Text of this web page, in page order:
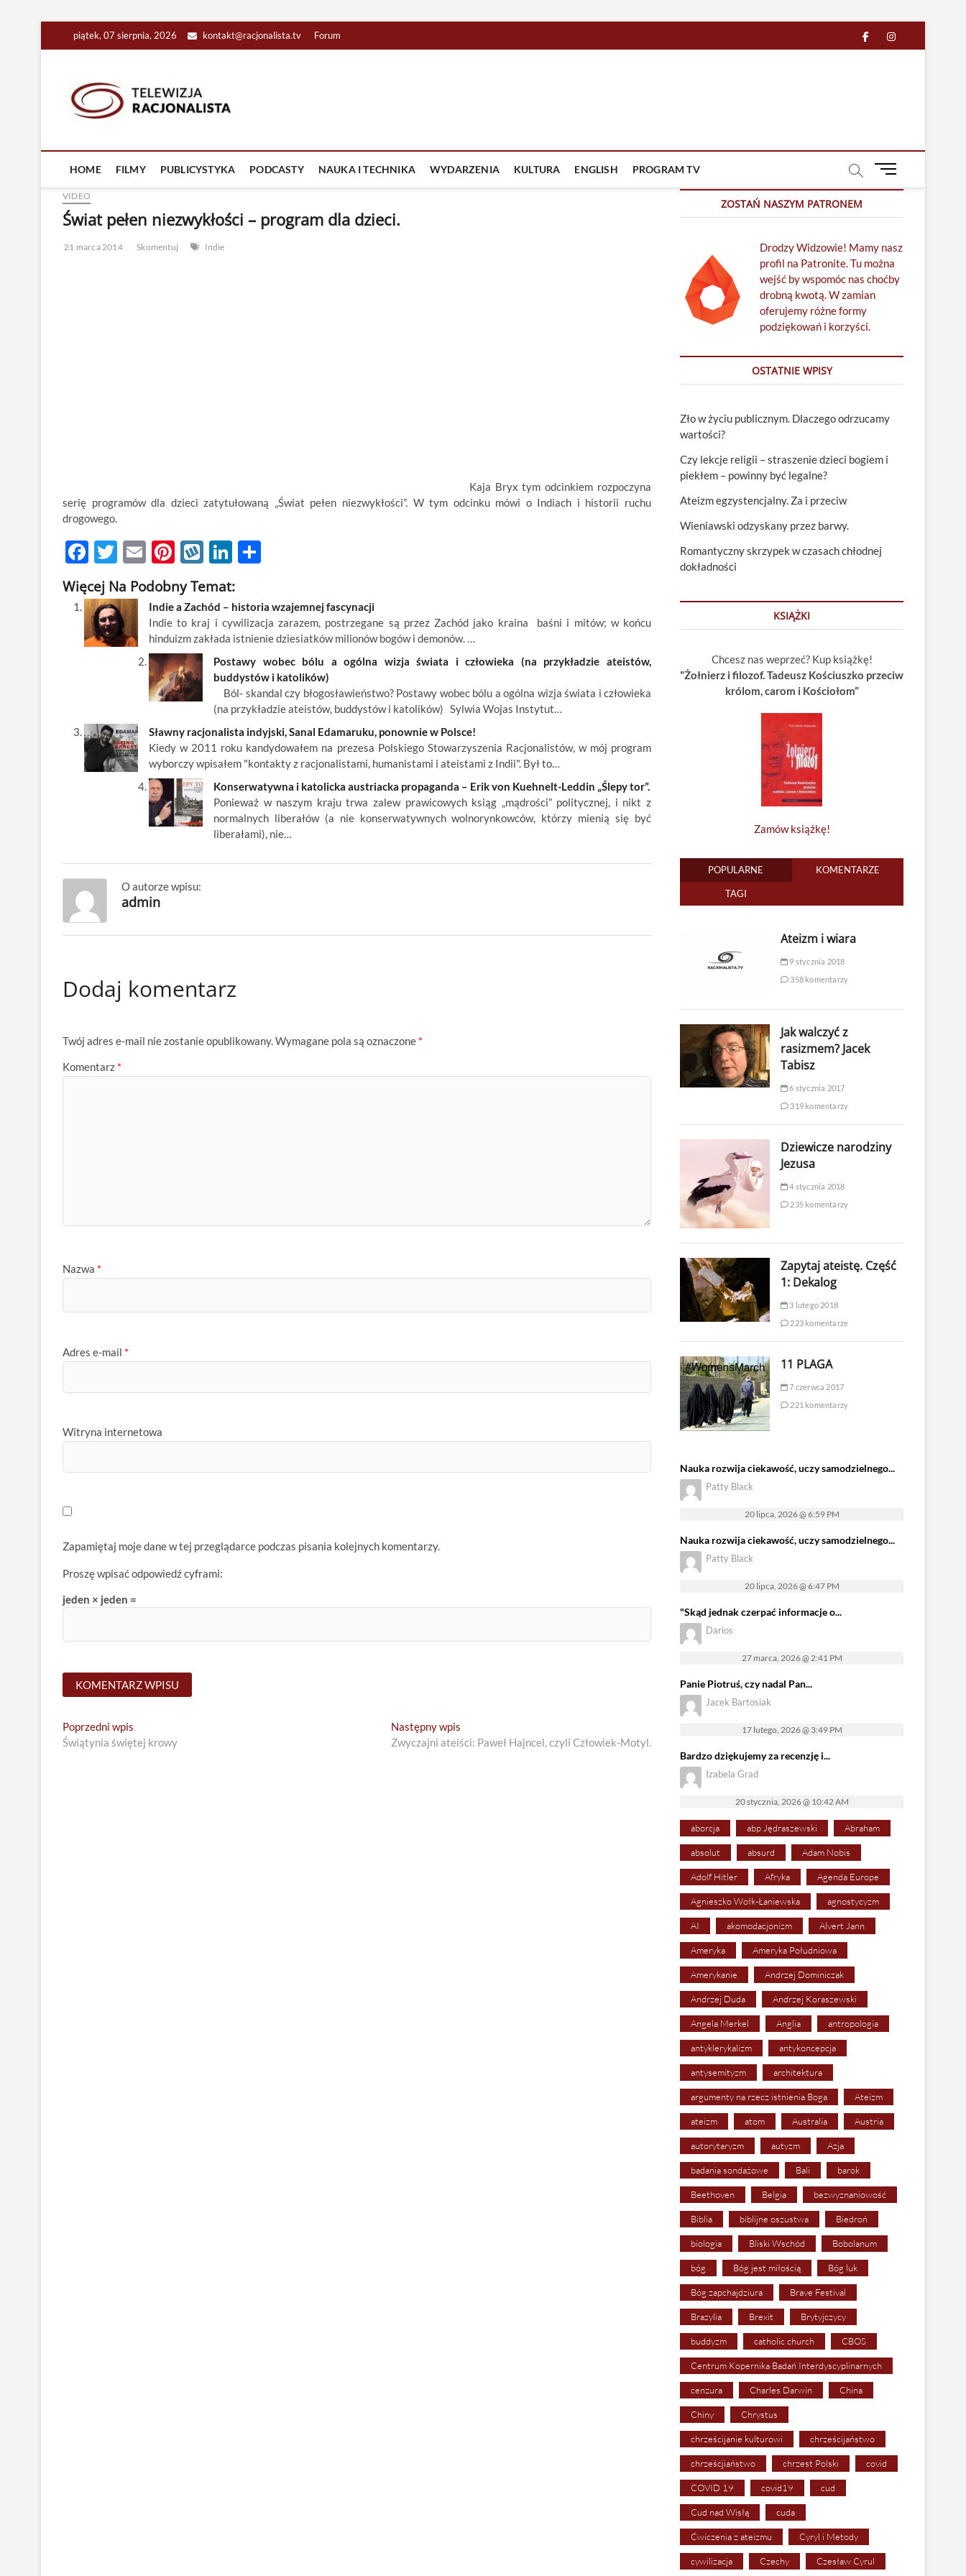
piątek, 07 sierpnia, 2026 kontakt@racjonalista.tv Forum facebook
in
HOME FILMY PUBLICYSTYKA PODCASTY NAUKA I TECHNIKA WYDARZENIA KULTURA ENGLISH PROGRAM TV
M
u
u
t
t
VIDEO
Świat pełen niezwykłości – program dla dzieci.
21 marca 2014 Skomentuj Indie
Kaja Bryx tym odcinkiem rozpoczyna
serię programów dla dzieci zatytułowaną „Świat pełen niezwykłości”. W tym odcinku mówi o Indiach i historii ruchu
drogowego.
F
ac
e
b
o
T
w
itt
er
E
m
ail
Pi
nt
er
es
t
W
k
o
p
Li
k
e
dI
n
ar
e
Więcej Na Podobny Temat:
Indie a Zachód – historia wzajemnej fascynacji
Indie to kraj i cywilizacja zarazem, postrzegane są przez Zachód jako kraina baśni i mitów; w końcu
hinduizm zakłada istnienie dziesiatków milionów bogów i demonów. …
Postawy wobec bólu a ogólna wizja świata i człowieka (na przykładzie ateistów,
buddystów i katolików)
Ból- skandal czy błogosławieństwo? Postawy wobec bólu a ogólna wizja świata i człowieka
(na przykładzie ateistów, buddystów i katolików) Sylwia Wojas Instytut…
Sławny racjonalista indyjski, Sanal Edamaruku, ponownie w Polsce!
Kiedy w 2011 roku kandydowałem na prezesa Polskiego Stowarzyszenia Racjonalistów, w mój program
wyborczy wpisałem "kontakty z racjonalistami, humanistami i ateistami z Indii". Był to…
Konserwatywna i katolicka austriacka propaganda – Erik von Kuehnelt-Leddin „Ślepy tor”.
Ponieważ w naszym kraju trwa zalew prawicowych ksiąg „mądrości” politycznej, i nikt z
normalnych liberałów (a nie konserwatywnych wolnorynkowców, którzy mienią się być
liberałami), nie…
O autorze wpisu:
admin
Dodaj komentarz
Twój adres e-mail nie zostanie opublikowany.Wymagane pola są oznaczone *
Komentarz *
Nazwa *
Adres e-mail *
Witryna internetowa
Zapamiętaj moje dane w tej przeglądarce podczas pisania kolejnych komentarzy.
Proszę wpisać odpowiedź cyframi:
jeden × jeden =
Nawigacja
wpisu
Poprzedni wpis
post:
Świątynia świętej krowy
Następny wpis
post:
Zwyczajni ateiści: Paweł Hajncel, czyli Człowiek-Motyl.
ZOSTAŃ NASZYM PATRONEM
Drodzy Widzowie! Mamy nasz
profil na Patronite. Tu można
wejść by wspomóc nas choćby
drobną kwotą. W zamian
oferujemy różne formy
podziękowań i korzyści.
OSTATNIE WPISY
Zło w życiu publicznym. Dlaczego odrzucamy
wartości?
Czy lekcje religii – straszenie dzieci bogiem i
piekłem – powinny być legalne?
Ateizm egzystencjalny. Za i przeciw
Wieniawski odzyskany przez barwy.
Romantyczny skrzypek w czasach chłodnej
dokładności
KSIĄŻKI
Chcesz nas weprzeć? Kup książkę!
"Żołnierz i filozof. Tadeusz Kościuszko przeciw
królom, carom i Kościołom”
Zamów książkę!
POPULARNE KOMENTARZE
TAGI
Ateizm i wiara
9 stycznia 2018
358 komentarzy
Jak walczyć z
rasizmem? Jacek
Tabisz
6 stycznia 2017
319 komentarzy
Dziewicze narodziny
Jezusa
4 stycznia 2018
235 komentarzy
Zapytaj ateistę. Część
1: Dekalog
3 lutego 2018
223 komentarze
11 PLAGA
7 czerwca 2017
221 komentarzy
Nauka rozwija ciekawość, uczy samodzielnego...
Patty Black
20 lipca, 2026 @ 6:59 PM
Nauka rozwija ciekawość, uczy samodzielnego...
Patty Black
20 lipca, 2026 @ 6:47 PM
"Skąd jednak czerpać informacje o...
Darios
27 marca, 2026 @ 2:41 PM
Panie Piotruś, czy nadal Pan...
Jacek Bartosiak
17 lutego, 2026 @ 3:49 PM
Bardzo dziękujemy za recenzję i...
Izabela Grad
20 stycznia, 2026 @ 10:42 AM
aborcja abp Jędraszewski Abraham
absolut absurd Adam Nobis
Adolf Hitler Afryka Agenda Europe
Agnieszko Wołk-Łaniewska agnostycyzm
AI akomodacjonizm Alvert Jann
Ameryka Ameryka Południowa
Amerykanie Andrzej Dominiczak
Andrzej Duda Andrzej Koraszewski
Angela Merkel Anglia antropologia
antyklerykalizm antykoncepcja
antysemityzm architektura
argumenty na rzecz istnienia Boga Ateizm
ateizm atom Australia Austria
autorytaryzm autyzm Azja
badania sondażowe Bali barok
Beethoven Belgia bezwyznaniowość
Biblia biblijne oszustwa Biedroń
biologia Bliski Wschód Bobolanum
bóg Bóg jest miłością Bóg luk
Bóg zapchajdziura Brave Festival
Brazylia Brexit Brytyjczycy
buddyzm catholic church CBOS
Centrum Kopernika Badań Interdyscyplinarnych
cenzura Charles Darwin China
Chiny Chrystus
chrześcijanie kulturowi chrześcijaństwo
chrześcjiaństwo chrzest Polski covid
COVID 19 covid19 cud
Cud nad Wisłą cuda
Ćwiczenia z ateizmu Cyryl i Metody
cywilizacja Czechy Czesław Cyrul